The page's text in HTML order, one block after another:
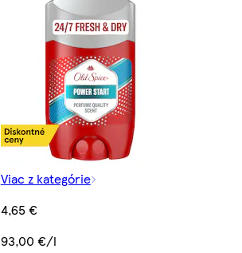
Viac z kategórie
4,65 €
93,00 €/l